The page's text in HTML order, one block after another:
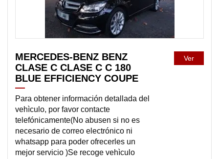
MERCEDES-BENZ BENZ
CLASE C CLASE C C 180
BLUE EFFICIENCY COUPE
Para obtener información detallada del
vehìculo, por favor contacte
telefónicamente(No abusen si no es
necesario de correo electrónico ni
whatsapp para poder ofrecerles un
mejor servicio )Se recoge vehìculo
Ver